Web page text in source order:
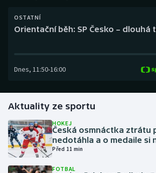
Curling
Golf
Gymnastika
Házená
OSTATNÍ
Orientační běh: SP Česko – dlouhá
Dnes, 11:50-16:00
Aktuality ze sportu
HOKEJ
Česká osmnáctka ztrátu
nedotáhla a o medaile si
Před 11 min
FOTBAL